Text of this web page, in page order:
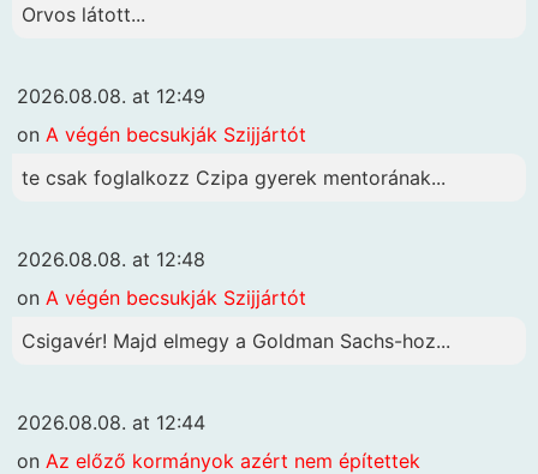
Orvos látott...
2026.08.08. at 12:49
on A végén becsukják Szijjártót
te csak foglalkozz Czipa gyerek mentorának...
2026.08.08. at 12:48
on A végén becsukják Szijjártót
Csigavér! Majd elmegy a Goldman Sachs-hoz...
2026.08.08. at 12:44
on Az előző kormányok azért nem építettek